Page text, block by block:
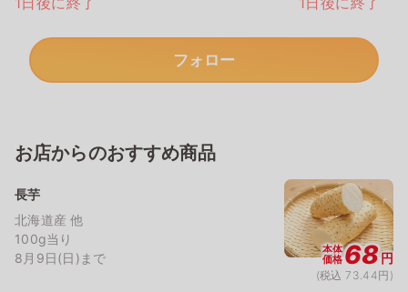
フォロー
お店からのおすすめ商品
長芋
北海道産 他
100g当り
8月9日(日)まで
本体
価格68円
(税込 73.44円)